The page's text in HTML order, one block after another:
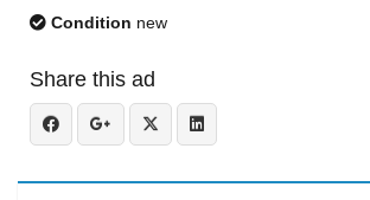
Condition new
Share this ad